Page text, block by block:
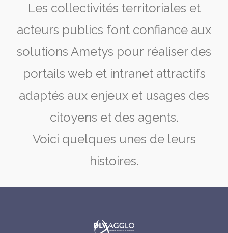
Les collectivités territoriales et
acteurs publics font confiance aux
solutions Ametys pour réaliser des
portails web et intranet attractifs
adaptés aux enjeux et usages des
citoyens et des agents.
Voici quelques unes de leurs
histoires.